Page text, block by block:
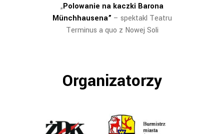
„Polowanie na kaczki Barona
Münchhausena” – spektakl Teatru
Terminus a quo z Nowej Soli
Organizatorzy